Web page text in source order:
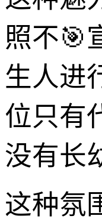
照不🎯
生人进
位只有
没有长
这种氛